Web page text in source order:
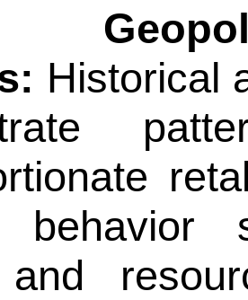
Historical
behavior